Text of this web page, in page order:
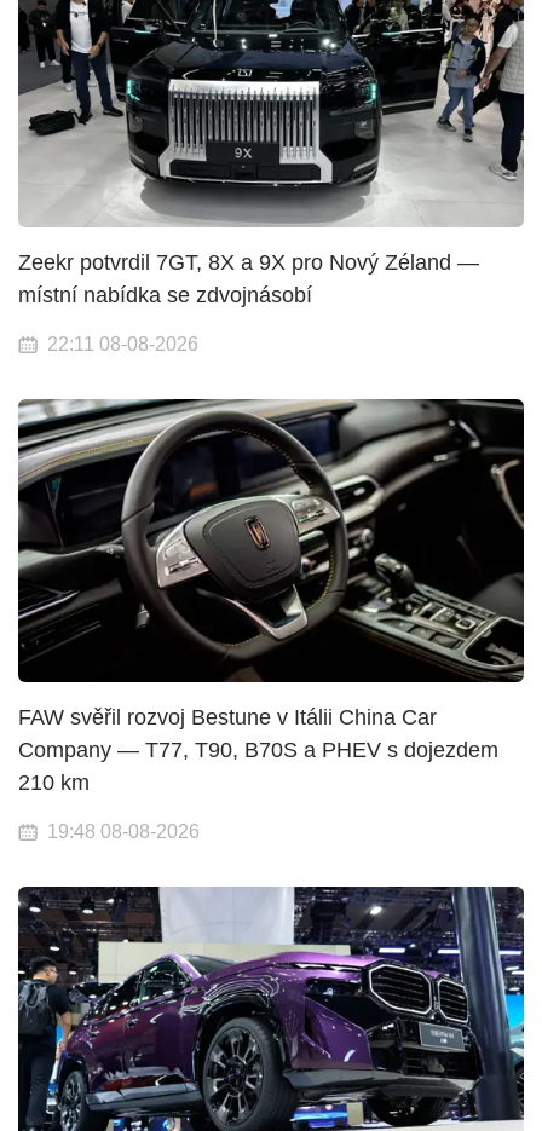
Zeekr potvrdil 7GT, 8X a 9X pro Nový Zéland —
místní nabídka se zdvojnásobí
22:11 08-08-2026
FAW svěřil rozvoj Bestune v Itálii China Car
Company — T77, T90, B70S a PHEV s dojezdem
210 km
19:48 08-08-2026